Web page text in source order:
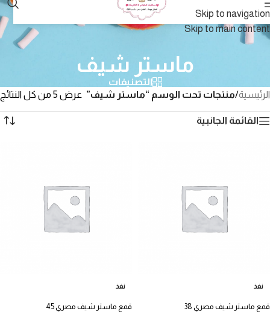
Skip to navigation
Skip to main content
ماستر شيف
التصنيفات
الرئيسية/منتجات تحت الوسم “ماستر شيف” عرض ⁦5⁩ من كل النتائج
القائمة الجانبية
نفذ
قمع ماستر شيف مصري 38
نفذ
قمع ماستر شيف مصري 45